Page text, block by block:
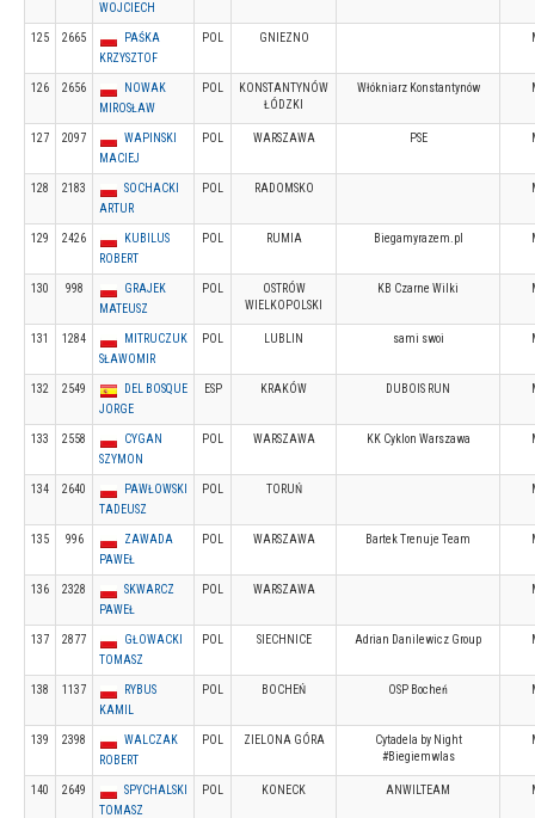
WOJCIECH
125 2665
PAŚKA
KRZYSZTOF
POL GNIEZNO
126 2656
NOWAK
MIROSŁAW
POL
KONSTANTYNÓW
ŁÓDZKI
Włókniarz Konstantynów
127 2097
WAPINSKI
MACIEJ
POL WARSZAWA PSE
128 2183
SOCHACKI
ARTUR
POL RADOMSKO
129 2426
KUBILUS
ROBERT
POL RUMIA Biegamyrazem.pl
130 998
GRAJEK
MATEUSZ
POL
OSTRÓW
WIELKOPOLSKI
KB Czarne Wilki
131 1284
MITRUCZUK
SŁAWOMIR
POL LUBLIN sami swoi
132 2549
DEL BOSQUE
JORGE
ESP KRAKÓW DUBOIS RUN
133 2558
CYGAN
SZYMON
POL WARSZAWA KK Cyklon Warszawa
134 2640
PAWŁOWSKI
TADEUSZ
POL TORUŃ
135 996
ZAWADA
PAWEŁ
POL WARSZAWA Bartek Trenuje Team
136 2328
SKWARCZ
PAWEŁ
POL WARSZAWA
137 2877
GŁOWACKI
TOMASZ
POL SIECHNICE Adrian Danilewicz Group
138 1137
RYBUS
KAMIL
POL BOCHEŃ OSP Bocheń
139 2398
WALCZAK
ROBERT
POL ZIELONA GÓRA
Cytadela by Night
#Biegiemwlas
140 2649
SPYCHALSKI
TOMASZ
POL KONECK ANWILTEAM